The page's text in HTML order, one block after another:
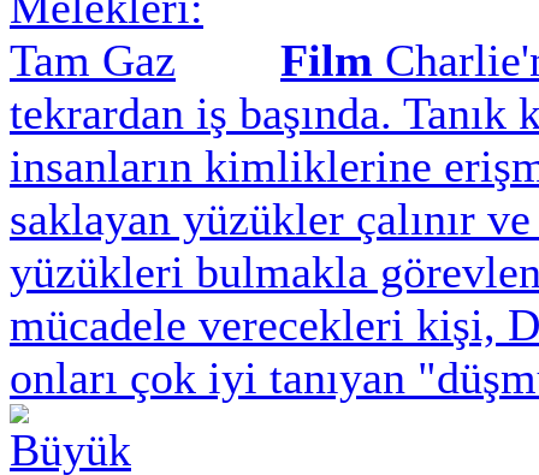
Film
tekrardan iş başında. Tanık
insanların kimliklerine
saklayan yüzükler çalınır
yüzükleri bulmakla
mücadele verecekleri kişi,
onları çok iyi tanıyan